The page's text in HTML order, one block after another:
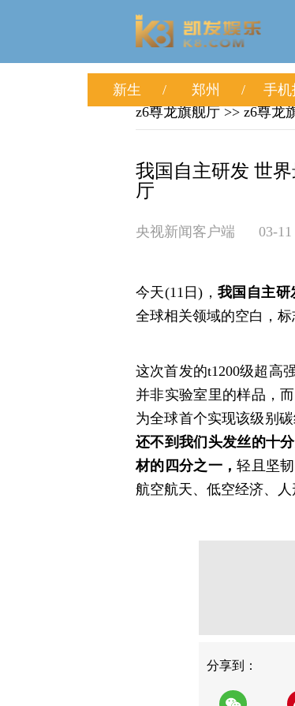
新生 郑州 手机
z6尊龙旗舰厅 >> z6尊龙
我国自主研发 世
厅
央视新闻客户端 03-11
今天(11日)，我国自主研
全球相关领域的空白，
这次首发的t1200级超高
并非实验室里的样品，
为全球首个实现该级别
还不到我们头发丝的十
材的四分之一，轻且坚
航空航天、低空经济、人
分享到：